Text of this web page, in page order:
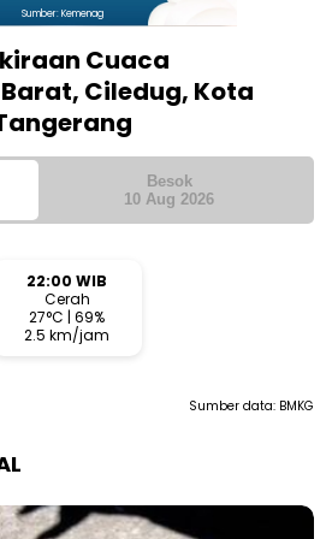
Sumber: Kemenag
Cuaca
Ciledug, Kota
Besok
10 Aug 2026
22:00 WIB
Cerah
27°C | 69%
2.5 km/jam
Sumber data: BMKG